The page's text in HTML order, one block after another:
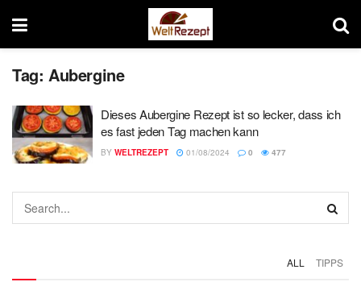
Tag: Aubergine
Dieses Aubergine Rezept ist so lecker, dass ich
es fast jeden Tag machen kann
BY WELTREZEPT 01/08/2024 0 477
ALL TIPPS